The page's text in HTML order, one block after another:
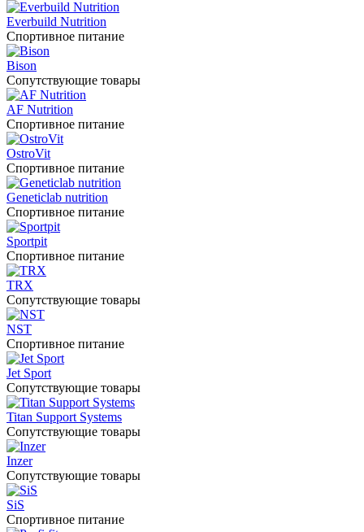
Everbuild Nutrition
Спортивное питание
Bison
Сопутствующие товары
AF Nutrition
Спортивное питание
OstroVit
Спортивное питание
Geneticlab nutrition
Спортивное питание
Sportpit
Спортивное питание
TRX
Сопутствующие товары
NST
Спортивное питание
Jet Sport
Сопутствующие товары
Titan Support Systems
Сопутствующие товары
Inzer
Сопутствующие товары
SiS
Спортивное питание